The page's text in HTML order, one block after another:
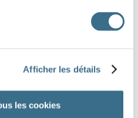
Afficher les détails
les cookies